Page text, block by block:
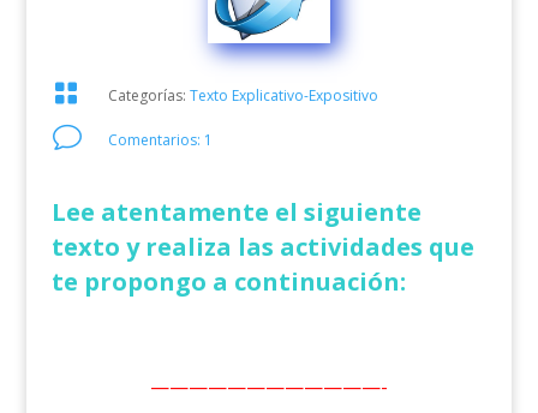
 Categorías: Texto Explicativo-Expositivo
v Comentarios: 1
Lee atentamente el siguiente
texto y realiza las actividades que
te propongo a continuación:
————————————-